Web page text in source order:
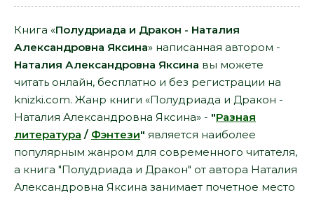
Книга «Полудриада и Дракон - Наталия
Александровна Яксина» написанная автором -
Наталия Александровна Яксина вы можете
читать онлайн, бесплатно и без регистрации на
knizki.com. Жанр книги «Полудриада и Дракон -
Наталия Александровна Яксина» - "Разная
литература / Фэнтези" является наиболее
популярным жанром для современного читателя,
а книга "Полудриада и Дракон" от автора Наталия
Александровна Яксина занимает почетное место